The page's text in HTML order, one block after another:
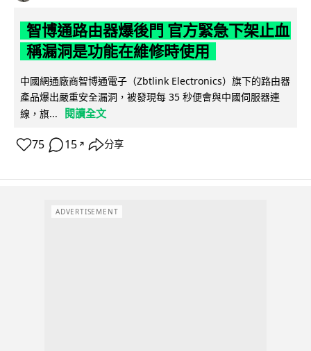
智博通路由器爆後門 官方緊急下架止血
稱漏洞是功能在維修時使用
中國網通廠商智博通電子（Zbtlink Electronics）旗下的路由器
產品爆出嚴重安全漏洞，被發現每 35 秒便會與中國伺服器連
線，旗...
閱讀全文
75 15 ↗ 分享
ADVERTISEMENT